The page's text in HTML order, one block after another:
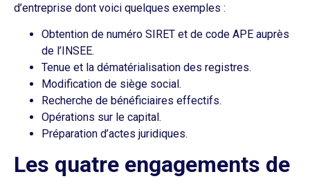
d’entreprise dont voici quelques exemples :
Obtention de numéro SIRET et de code APE auprès
de l’INSEE.
Tenue et la dématérialisation des registres.
Modification de siège social.
Recherche de bénéficiaires effectifs.
Opérations sur le capital.
Préparation d’actes juridiques.
Les quatre engagements de